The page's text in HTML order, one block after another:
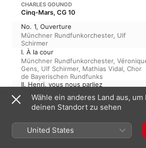
CHARLES GOUNOD
Cinq-Mars, CG 10
No. 1, Ouverture
Münchner Rundfunkorchester, Ulf
Schirmer
I. À la cour
Münchner Rundfunkorchester,
Gens, Ulf Schirmer, Mathias Vidal, Chor
de Bayerischen Rundfunks
II. Henri, vous nous parliez
Mathias Vidal
Münchner
Rundfunkorchester,Ulf Schirmer,Tassis
Christoyannis
Mathias Vidal,Ulf Schirmer,Andrew
Foster-Williams,Tassis Christoyannis
Wähle ein anderes Land aus,
deinen Standort zu sehen
United States